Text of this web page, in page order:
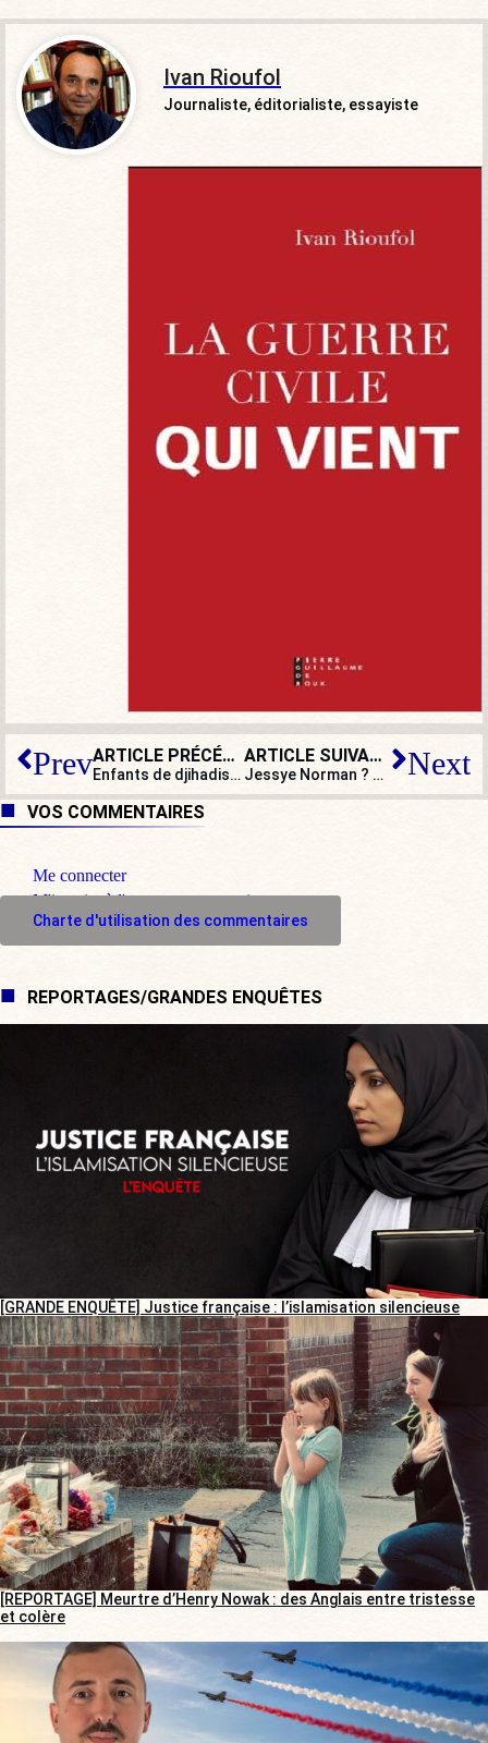
Ivan Rioufol
Journaliste, éditorialiste, essayiste
Prev ARTICLE PRÉCÉDENT
Enfants de djihadistes : le gouvernement laisse les départements se débrouiller !
ARTICLE SUIVANT
Jessye Norman ? Quelle grande dame ! Next
VOS COMMENTAIRES
Me connecter
M'inscrire à l'espace commentaire
Charte d'utilisation des commentaires
REPORTAGES/GRANDES ENQUÊTES
[GRANDE ENQUÊTE] Justice française : l’islamisation silencieuse
[REPORTAGE] Meurtre d’Henry Nowak : des Anglais entre tristesse
et colère